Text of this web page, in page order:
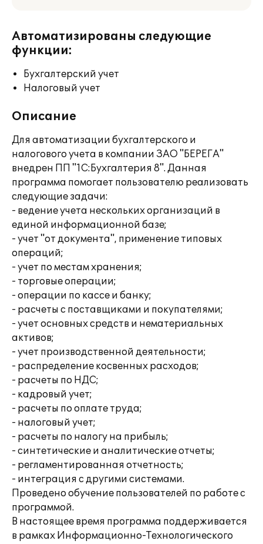
Автоматизированы следующие
функции:
Бухгалтерский учет
Налоговый учет
Описание
Для автоматизации бухгалтерского и
налогового учета в компании ЗАО "БЕРЕГА"
внедрен ПП "1С:Бухгалтерия 8". Данная
программа помогает пользователю реализовать
следующие задачи:
- ведение учета нескольких организаций в
единой информационной базе;
- учет "от документа", применение типовых
операций;
- учет по местам хранения;
- торговые операции;
- операции по кассе и банку;
- расчеты с поставщиками и покупателями;
- учет основных средств и нематериальных
активов;
- учет производственной деятельности;
- распределение косвенных расходов;
- расчеты по НДС;
- кадровый учет;
- расчеты по оплате труда;
- налоговый учет;
- расчеты по налогу на прибыль;
- синтетические и аналитические отчеты;
- регламентированная отчетность;
- интеграция с другими системами.
Проведено обучение пользователей по работе с
программой.
В настоящее время программа поддерживается
в рамках Информационно-Технологического